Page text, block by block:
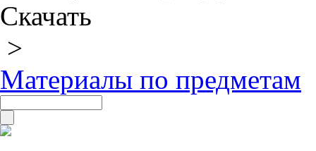
Скачать
>
Материалы по предметам